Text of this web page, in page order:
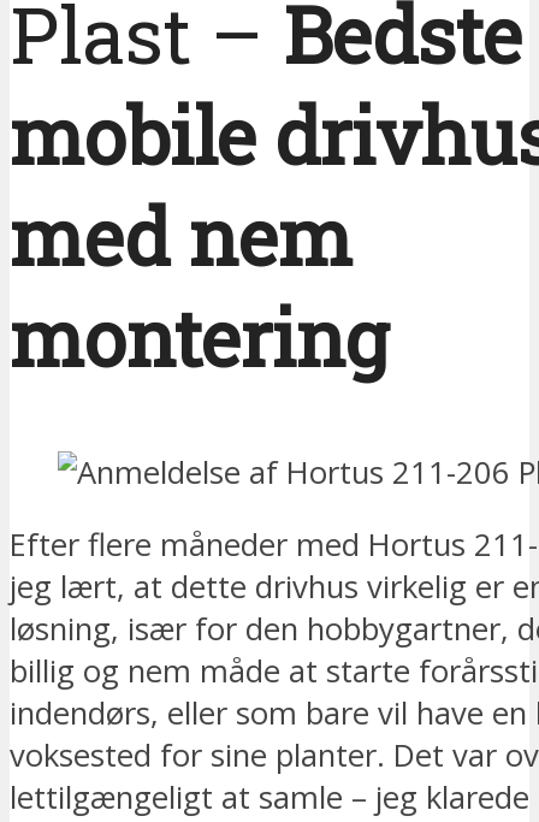
Plast – Bedste
mobile
med nem
montering
Efter flere måneder med Hortus
jeg lært, at dette drivhus virkelig er
løsning, især for den hobbygartner,
billig og nem måde at starte
indendørs, eller som bare vil have
voksested for sine planter. Det var
lettilgængeligt at samle – jeg klarede